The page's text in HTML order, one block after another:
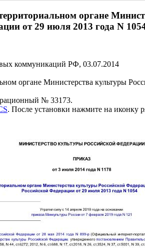
органе
от 29 июля 2013 года N
коммуникаций РФ, 03.07.2014
органе Министерства культуры
№ 33173.
. После установки нажмите на иконку